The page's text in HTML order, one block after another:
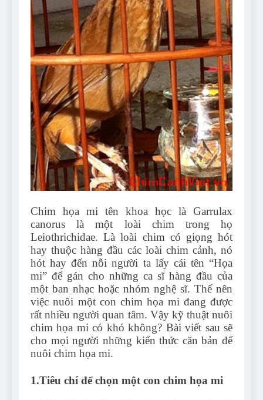
Can Bulldogs Play Fetch?
And How to Train Them!
7 Năm Ago
How Often Do I Need to
Groom My Bulldog
7 Năm Ago
Chim họa mi tên khoa học là Garrulax
canorus là một loài chim trong họ
Leiothrichidae. Là loài chim có giọng hót
hay thuộc hàng đầu các loài chim cảnh, nó
hót hay đến nỗi người ta lấy cái tên “Họa
mi” để gán cho những ca sĩ hàng đầu của
một ban nhạc hoặc nhóm nghệ sĩ. Thế nên
việc nuôi một con chim họa mi đang được
rất nhiều người quan tâm. Vậy kỹ thuật nuôi
chim họa mi có khó không? Bài viết sau sẽ
cho mọi người những kiến thức căn bản để
nuôi chim họa mi.
1.Tiêu chí để chọn một con chim họa mi